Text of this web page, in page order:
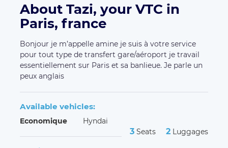
About Tazi, your VTC in
Paris, france
Bonjour je m’appelle amine je suis à votre service
pour tout type de transfert gare/aéroport je travail
essentiellement sur Paris et sa banlieue. Je parle un
peux anglais
Available vehicles:
Economique Hyndai
3 Seats 2 Luggages